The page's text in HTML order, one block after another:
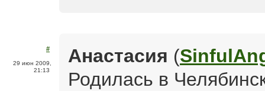
#
29 июн 2009,
21:13
Анастасия (
Родилась в